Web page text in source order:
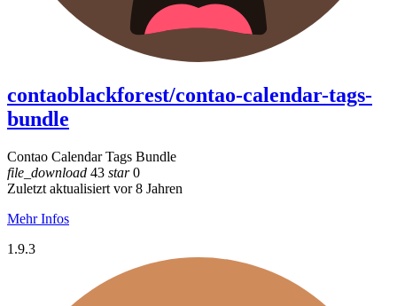
contaoblackforest/contao-calendar-tags-
bundle
Contao Calendar Tags Bundle
file_download 43 star0
Zuletzt aktualisiert vor 8 Jahren
Mehr Infos
1.9.3